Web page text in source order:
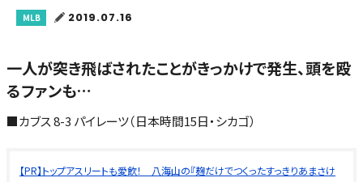
MLB 2019.07.16
一人が突き飛ばされたことがきっかけで発生、頭を殴
るファンも…
■カブス 8-3 パイレーツ（日本時間15日・シカゴ）
【PR】トップアスリートも愛飲！ 八海山の『麹だけでつくったすっきりあまさけ